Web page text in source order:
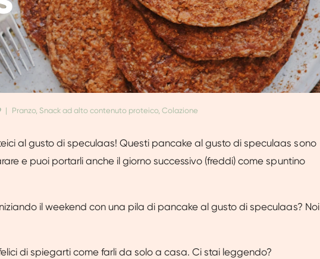
| Pranzo, Snack ad alto contenuto proteico, Colazione
al gusto di speculaas! Questi pancake al gusto di speculaas sono
e puoi portarli anche il giorno successivo (freddi) come spuntino
il weekend con una pila di pancake al gusto di speculaas? Noi
di spiegarti come farli da solo a casa. Ci stai leggendo?